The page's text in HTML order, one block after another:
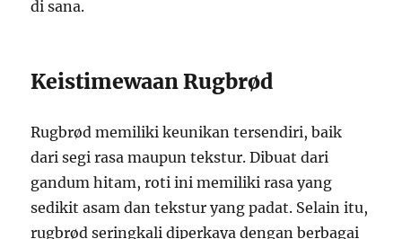
di sana.
Keistimewaan Rugbrød
Rugbrød memiliki keunikan tersendiri, baik
dari segi rasa maupun tekstur. Dibuat dari
gandum hitam, roti ini memiliki rasa yang
sedikit asam dan tekstur yang padat. Selain itu,
rugbrød seringkali diperkaya dengan berbagai